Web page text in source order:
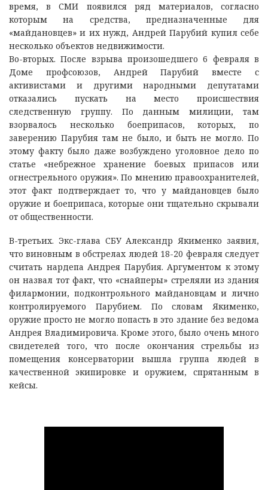
время, в СМИ появился ряд материалов, согласно
которым на средства, предназначенные для
«майдановцев» и их нужд, Андрей Парубий купил себе
несколько объектов недвижимости.
Во-вторых. После взрыва произошедшего 6 февраля в
Доме профсоюзов, Андрей Парубий вместе с
активистами и другими народными депутатами
отказались пускать на место происшествия
следственную группу. По данным милиции, там
взорвалось несколько боеприпасов, которых, по
заверению Парубия там не было, и быть не могло. По
этому факту было даже возбуждено уголовное дело по
статье «небрежное хранение боевых припасов или
огнестрельного оружия». По мнению правоохранителей,
этот факт подтверждает то, что у майдановцев было
оружие и боеприпаса, которые они тщательно скрывали
от общественности.
В-третьих. Экс-глава СБУ Александр Якименко заявил,
что виновным в обстрелах людей 18-20 февраля следует
считать нардепа Андрея Парубия. Аргументом к этому
он назвал тот факт, что «снайперы» стреляли из здания
филармонии, подконтрольного майдановцам и лично
контролируемого Парубием. По словам Якименко,
оружие просто не могло попасть в это здание без ведома
Андрея Владимировича. Кроме этого, было очень много
свидетелей того, что после окончания стрельбы из
помещения консерватории вышла группа людей в
качественной экипировке и оружием, спрятанным в
кейсы.